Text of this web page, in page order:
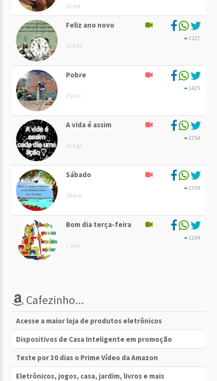
22 Set
Feliz ano novo
31 Dez
1127
Pobre
25 Fev
1425
A vida é assim
15 Ago
1754
Sábado
28 Nov
1359
Bom dia terça-feira
7 Jun
1104
Cafezinho...
Acesse a maior loja de produtos eletrônicos
Dispositivos de Casa Inteligente em promoção
Teste por 30 dias o Prime Vídeo da Amazon
Eletrônicos, jogos, casa, jardim, livros e mais